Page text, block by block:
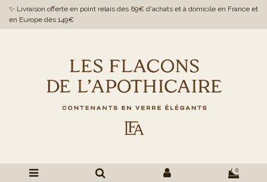
✨ Livraison offerte en point relais dès 69€ d'achats et à domicile en France et
en Europe dès 149€
0